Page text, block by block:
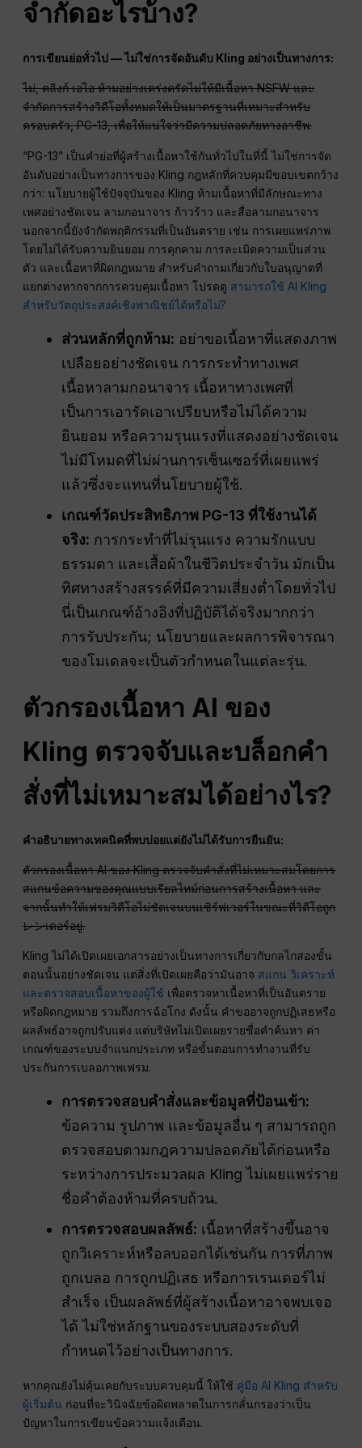
จำกัดอะไรบ้าง?
การเขียนย่อทั่วไป — ไม่ใช่การจัดอันดับ Kling อย่างเป็นทางการ:
ไม่, คลิงก์ เอไอ ห้ามอย่างเคร่งครัดไม่ให้มีเนื้อหา NSFW และ
จำกัดการสร้างวิดีโอทั้งหมดให้เป็นมาตรฐานที่เหมาะสำหรับ
ครอบครัว, PG-13, เพื่อให้แน่ใจว่ามีความปลอดภัยทางอาชีพ.
“PG-13” เป็นคำย่อที่ผู้สร้างเนื้อหาใช้กันทั่วไปในที่นี้ ไม่ใช่การจัด
อันดับอย่างเป็นทางการของ Kling กฎหลักที่ควบคุมมีขอบเขตกว้าง
กว่า: นโยบายผู้ใช้ปัจจุบันของ Kling ห้ามเนื้อหาที่มีลักษณะทาง
เพศอย่างชัดเจน ลามกอนาจาร ก้าวร้าว และสื่อลามกอนาจาร
นอกจากนี้ยังจำกัดพฤติกรรมที่เป็นอันตราย เช่น การเผยแพร่ภาพ
โดยไม่ได้รับความยินยอม การคุกคาม การละเมิดความเป็นส่วน
ตัว และเนื้อหาที่ผิดกฎหมาย สำหรับคำถามเกี่ยวกับใบอนุญาตที่
แยกต่างหากจากการควบคุมเนื้อหา โปรดดู สามารถใช้ AI Kling
สำหรับวัตถุประสงค์เชิงพาณิชย์ได้หรือไม่?
ส่วนหลักที่ถูกห้าม: อย่าขอเนื้อหาที่แสดงภาพ
เปลือยอย่างชัดเจน การกระทำทางเพศ
เนื้อหาลามกอนาจาร เนื้อหาทางเพศที่
เป็นการเอารัดเอาเปรียบหรือไม่ได้ความ
ยินยอม หรือความรุนแรงที่แสดงอย่างชัดเจน
ไม่มีโหมดที่ไม่ผ่านการเซ็นเซอร์ที่เผยแพร่
แล้วซึ่งจะแทนที่นโยบายผู้ใช้.
เกณฑ์วัดประสิทธิภาพ PG-13 ที่ใช้งานได้
จริง: การกระทำที่ไม่รุนแรง ความรักแบบ
ธรรมดา และเสื้อผ้าในชีวิตประจำวัน มักเป็น
ทิศทางสร้างสรรค์ที่มีความเสี่ยงต่ำโดยทั่วไป
นี่เป็นเกณฑ์อ้างอิงที่ปฏิบัติได้จริงมากกว่า
การรับประกัน; นโยบายและผลการพิจารณา
ของโมเดลจะเป็นตัวกำหนดในแต่ละรุ่น.
ตัวกรองเนื้อหา AI ของ
Kling ตรวจจับและบล็อกคำ
สั่งที่ไม่เหมาะสมได้อย่างไร?
คำอธิบายทางเทคนิคที่พบบ่อยแต่ยังไม่ได้รับการยืนยัน:
ตัวกรองเนื้อหา AI ของ Kling ตรวจจับคำสั่งที่ไม่เหมาะสมโดยการ
สแกนข้อความของคุณแบบเรียลไทม์ก่อนการสร้างเนื้อหา และ
จากนั้นทำให้เฟรมวิดีโอไม่ชัดเจนบนเซิร์ฟเวอร์ในขณะที่วิดีโอถูก
レンเดอร์อยู่.
Kling ไม่ได้เปิดเผยเอกสารอย่างเป็นทางการเกี่ยวกับกลไกสองขั้น
ตอนนั้นอย่างชัดเจน แต่สิ่งที่เปิดเผยคือว่ามันอาจ สแกน วิเคราะห์
และตรวจสอบเนื้อหาของผู้ใช้ เพื่อตรวจหาเนื้อหาที่เป็นอันตราย
หรือผิดกฎหมาย รวมถึงการฉ้อโกง ดังนั้น คำขออาจถูกปฏิเสธหรือ
ผลลัพธ์อาจถูกปรับแต่ง แต่บริษัทไม่เปิดเผยรายชื่อคำค้นหา ค่า
เกณฑ์ของระบบจำแนกประเภท หรือขั้นตอนการทำงานที่รับ
ประกันการเบลอภาพเฟรม.
การตรวจสอบคำสั่งและข้อมูลที่ป้อนเข้า:
ข้อความ รูปภาพ และข้อมูลอื่น ๆ สามารถถูก
ตรวจสอบตามกฎความปลอดภัยได้ก่อนหรือ
ระหว่างการประมวลผล Kling ไม่เผยแพร่ราย
ชื่อคำต้องห้ามที่ครบถ้วน.
การตรวจสอบผลลัพธ์: เนื้อหาที่สร้างขึ้นอาจ
ถูกวิเคราะห์หรือลบออกได้เช่นกัน การที่ภาพ
ถูกเบลอ การถูกปฏิเสธ หรือการเรนเดอร์ไม่
สำเร็จ เป็นผลลัพธ์ที่ผู้สร้างเนื้อหาอาจพบเจอ
ได้ ไม่ใช่หลักฐานของระบบสองระดับที่
กำหนดไว้อย่างเป็นทางการ.
หากคุณยังไม่คุ้นเคยกับระบบควบคุมนี้ ให้ใช้ คู่มือ AI Kling สำหรับ
ผู้เริ่มต้น ก่อนที่จะวินิจฉัยข้อผิดพลาดในการกลั่นกรองว่าเป็น
ปัญหาในการเขียนข้อความแจ้งเตือน.